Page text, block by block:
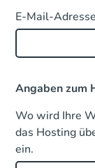
E-Mail-Adresse
Angaben zum
Wo wird Ihre
das Hosting
ein.